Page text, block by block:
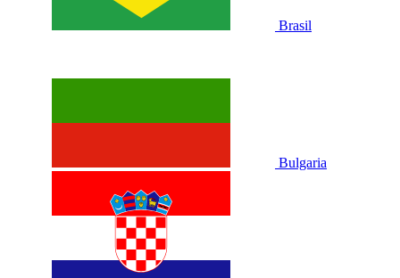
Brasil
Bulgaria